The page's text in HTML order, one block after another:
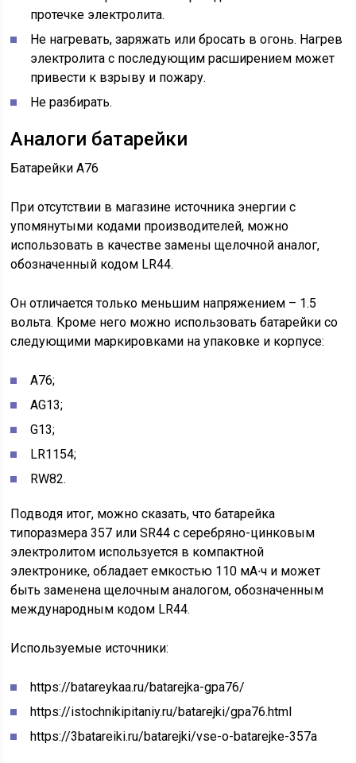
протечке электролита.
Не нагревать, заряжать или бросать в огонь. Нагрев
электролита с последующим расширением может
привести к взрыву и пожару.
Не разбирать.
Аналоги батарейки
Батарейки A76
При отсутствии в магазине источника энергии с
упомянутыми кодами производителей, можно
использовать в качестве замены щелочной аналог,
обозначенный кодом LR44.
Он отличается только меньшим напряжением – 1.5
вольта. Кроме него можно использовать батарейки со
следующими маркировками на упаковке и корпусе:
A76;
AG13;
G13;
LR1154;
RW82.
Подводя итог, можно сказать, что батарейка
типоразмера 357 или SR44 с серебряно-цинковым
электролитом используется в компактной
электронике, обладает емкостью 110 мА∙ч и может
быть заменена щелочным аналогом, обозначенным
международным кодом LR44.
Используемые источники:
https://batareykaa.ru/batarejka-gpa76/
https://istochnikipitaniy.ru/batarejki/gpa76.html
https://3batareiki.ru/batarejki/vse-o-batarejke-357a